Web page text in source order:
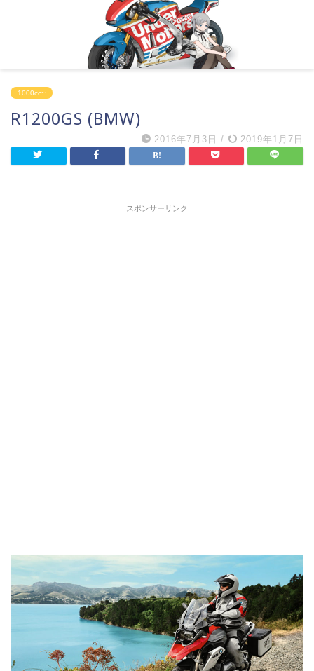
1000cc~
R1200GS (BMW)
2016年7月3日 / 2019年1月7日
スポンサーリンク